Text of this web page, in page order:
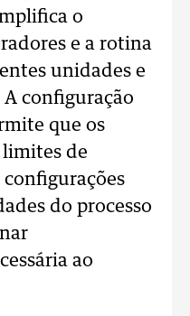
o
e a rotina
unidades e
A configuração
que os
de
do processo
ao